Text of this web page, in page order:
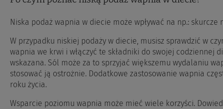
Niska podaż wapnia w diecie może wpływać na np.: skurcze
W przypadku niskiej podaży w diecie, musisz sprawdzić w
wapnia we krwi i włączyć te składniki do swojej codziennej
wskazana. Sól może za to sprzyjać większemu wydalaniu
stosować ją ostrożnie. Dodatkowe zastosowanie wapnia
roku życia.
Wsparcie poziomu wapnia może mieć wiele korzyści.